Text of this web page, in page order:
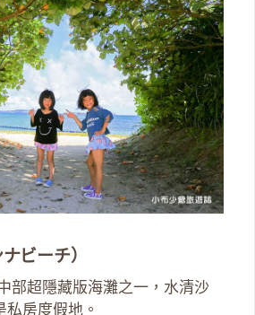
ビーチ）
部超隱藏版海灘之一，水清沙
私房度假地。